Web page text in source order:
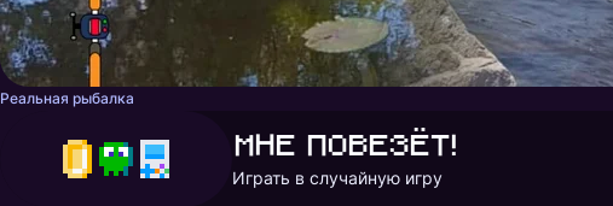
Реальная рыбалка
Мне повезёт!
Играть в случайную игру